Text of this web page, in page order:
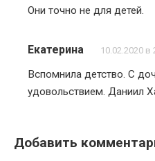
Они точно не для детей.
Екатерина 10.02.2020 в
Вспомнила детство. С
удовольствием. Даниил
Добавить